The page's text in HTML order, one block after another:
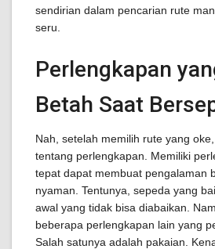
sendirian dalam pencarian rute
seru.
Perlengkapan
Betah Saat
Nah, setelah memilih rute yang
tentang perlengkapan. Memiliki
tepat dapat membuat pengalaman
nyaman. Tentunya, sepeda yang
awal yang tidak bisa diabaikan.
beberapa perlengkapan lain yang
Salah satunya adalah pakaian.